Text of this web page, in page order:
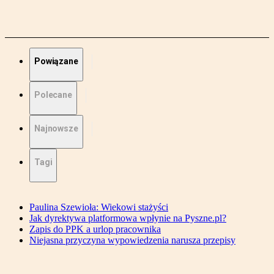
Powiązane
Polecane
Najnowsze
Tagi
Paulina Szewioła: Wiekowi stażyści
Jak dyrektywa platformowa wpłynie na Pyszne.pl?
Zapis do PPK a urlop pracownika
Niejasna przyczyna wypowiedzenia narusza przepisy